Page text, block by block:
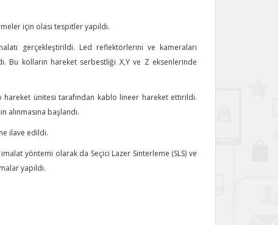
için olası tespitler yapıldı.
gerçekleştirildi. Led reflektörlerini ve kameraları
Bu kolların hareket serbestliği X,Y ve Z eksenlerinde
ünitesi tarafından kablo lineer hareket ettirildi.
başlandı.
ilave edildi.
yöntemi olarak da Seçici Lazer Sinterleme (SLS) ve
yapıldı.